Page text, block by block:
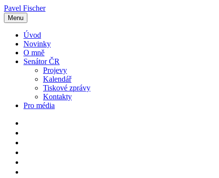
Pavel Fischer
Menu
Úvod
Novinky
O mně
Senátor ČR
Projevy
Kalendář
Tiskové zprávy
Kontakty
Pro média